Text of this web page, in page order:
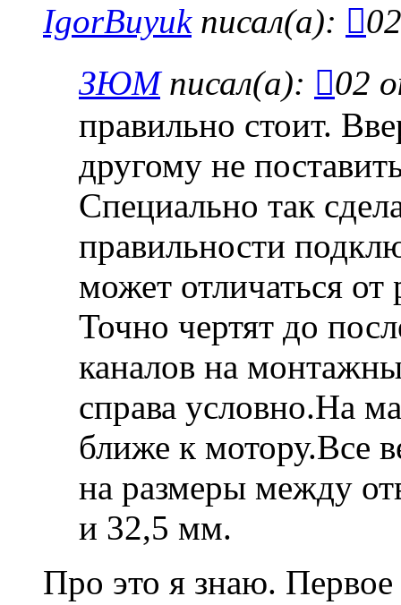
IgorBuyukписал(а):
ЗЮМписал(а):
02
правильно стоит.
другому не
Специально так
правильности
может отличаться
Точно чертят до
каналов на
справа условно.На
ближе к мотору.Все
на размеры между
и 32,5 мм.
Про это я знаю. Первое